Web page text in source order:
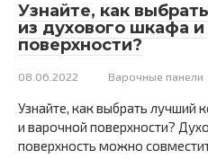
Узнайте, как
из духового шкафа
поверхности?
08.06.2022 Варочные панели
Узнайте, как выбрать лучший
и варочной поверхности?
поверхность можно